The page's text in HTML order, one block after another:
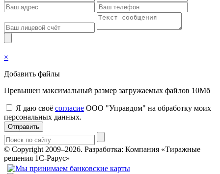
×
Добавить файлы
Превышен максимальный размер загружаемых файлов 10Мб
Я даю своё согласие ООО "Управдом" на обработку моих
персональных данных.
Отправить
© Copyright 2009–2026. Разработка: Компания «Тиражные
решения 1С-Рарус»